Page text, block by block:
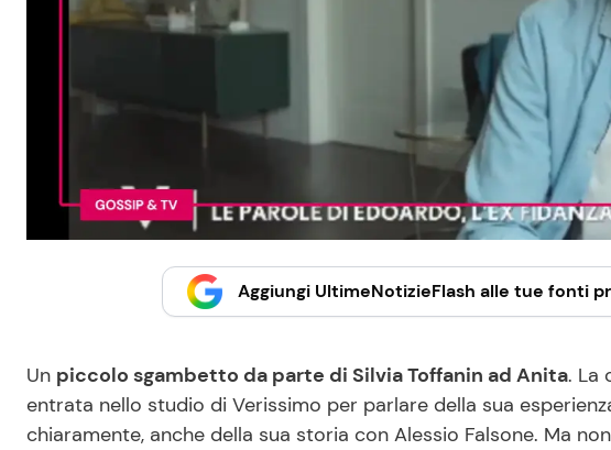
Aggiungi UltimeNotizieFlash alle tue fonti
Un piccolo sgambetto da parte di Silvia Toffanin ad Anita. La
entrata nello studio di Verissimo per parlare della sua
chiaramente, anche della sua storia con Alessio Falsone. Ma